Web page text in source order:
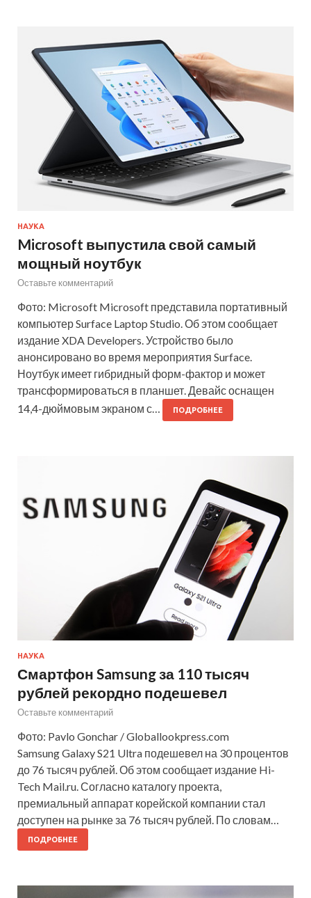
НАУКА
Microsoft выпустила свой самый
мощный ноутбук
Оставьте комментарий
Фото: Microsoft Microsoft представила портативный
компьютер Surface Laptop Studio. Об этом сообщает
издание XDA Developers. Устройство было
анонсировано во время мероприятия Surface.
Ноутбук имеет гибридный форм-фактор и может
трансформироваться в планшет. Девайс оснащен
14,4-дюймовым экраном с…
ПОДРОБНЕЕ
НАУКА
Смартфон Samsung за 110 тысяч
рублей рекордно подешевел
Оставьте комментарий
Фото: Pavlo Gonchar / Globallookpress.com
Samsung Galaxy S21 Ultra подешевел на 30 процентов
до 76 тысяч рублей. Об этом сообщает издание Hi-
Tech Mail.ru. Согласно каталогу проекта,
премиальный аппарат корейской компании стал
доступен на рынке за 76 тысяч рублей. По словам…
ПОДРОБНЕЕ